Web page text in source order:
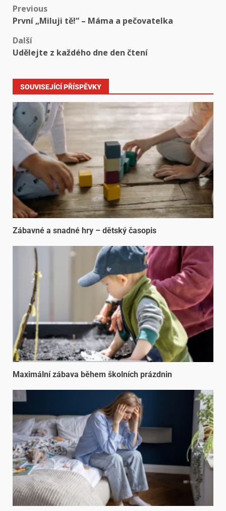
Previous
První „Miluji tě!“ – Máma a pečovatelka
Další
Udělejte z každého dne den čtení
SOUVISEJÍCÍ PŘÍSPĚVKY
Zábavné a snadné hry – dětský časopis
Maximální zábava během školních prázdnin